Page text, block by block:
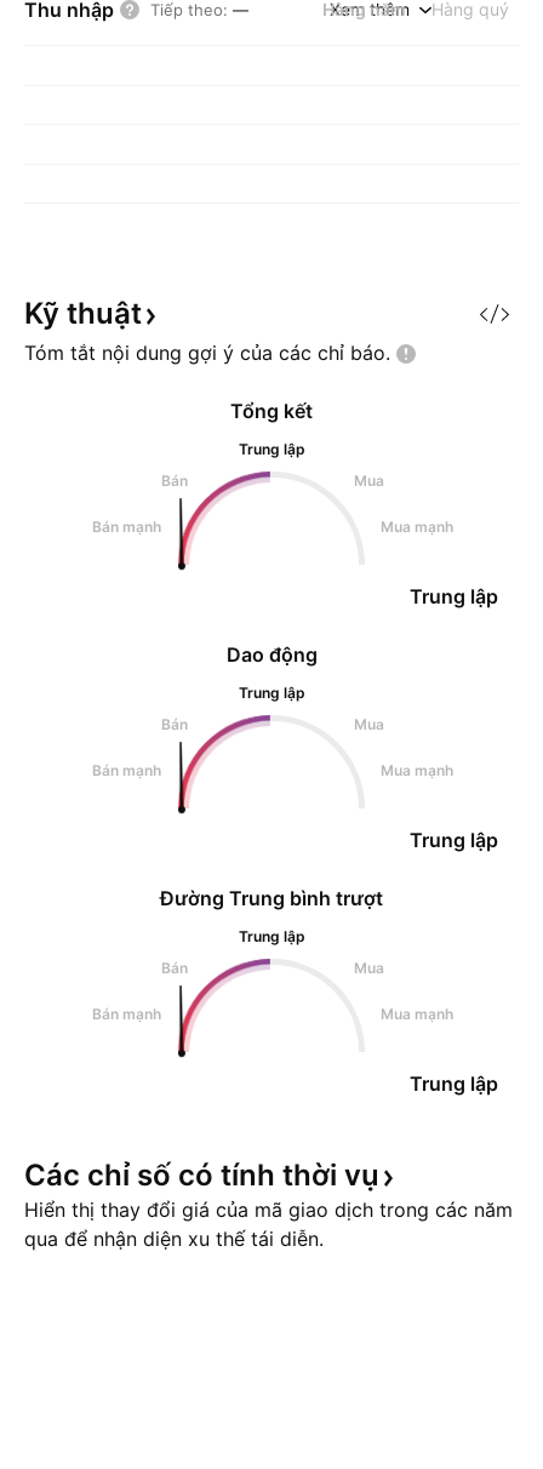
Thu nhập Tiếp theo: — Hàng năm Hàng quý
Xem thêm
Kỹ thuật
Tóm tắt nội dung gợi ý của các chỉ báo.
Dao động
Trung lập
Bán
Mua
Bán mạnh Mua mạnh
Trung lập
Tổng kết
Trung lập
Bán
Mua
Bán mạnh Mua mạnh
Trung lập
Đường Trung bình trượt
Trung lập
Bán
Mua
Bán mạnh Mua mạnh
Trung lập
Các chỉ số có tính thời vụ
Hiển thị thay đổi giá của mã giao dịch trong các năm
qua để nhận diện xu thế tái diễn.